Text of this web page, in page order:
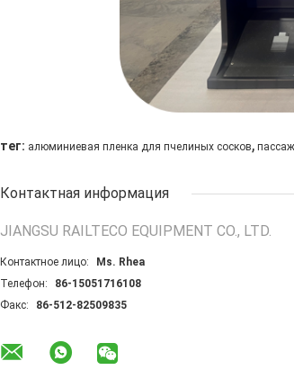
тег: алюминиевая пленка для пчелиных сосков,
Контактная информация
JIANGSU RAILTECO EQUIPMENT CO., LTD.
Контактное лицо:
Ms. Rhea
Телефон:
86-15051716108
Факс:
86-512-82509835